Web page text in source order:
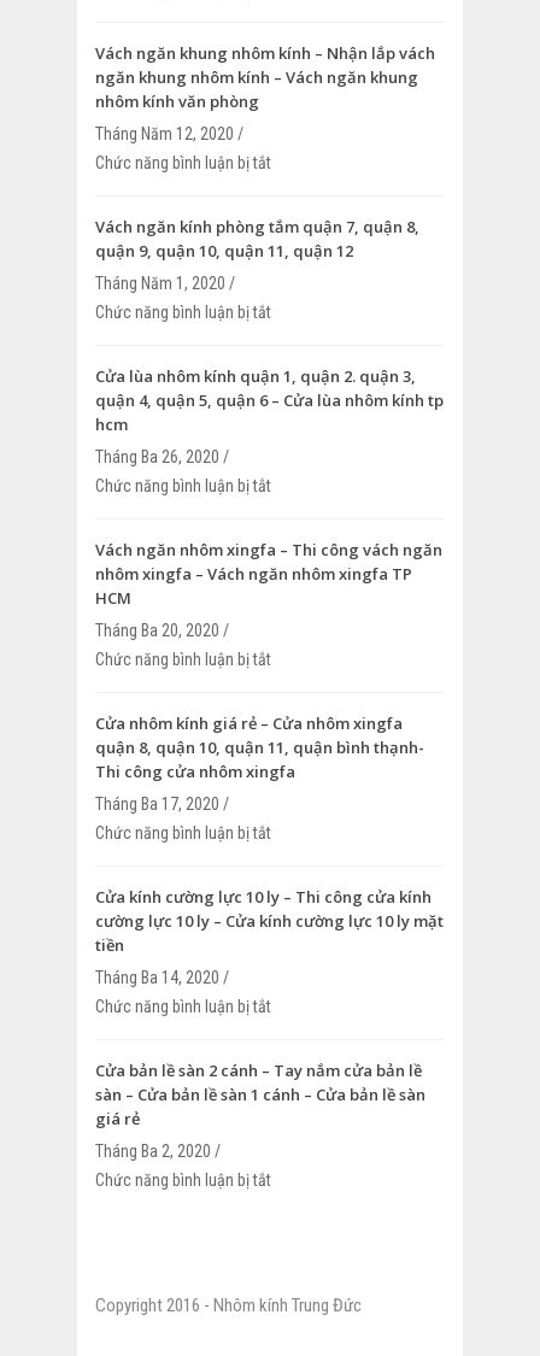
Vách ngăn khung nhôm kính – Nhận lắp vách
ngăn khung nhôm kính – Vách ngăn khung
nhôm kính văn phòng
Tháng Năm 12, 2020 /
Chức năng bình luận bị tắt
kính văn phòng
Vách ngăn kính phòng tắm quận 7, quận 8,
quận 9, quận 10, quận 11, quận 12
Tháng Năm 1, 2020 /
Chức năng bình luận bị tắt
Cửa lùa nhôm kính quận 1, quận 2. quận 3,
quận 4, quận 5, quận 6 – Cửa lùa nhôm kính tp
hcm
Tháng Ba 26, 2020 /
Chức năng bình luận bị tắt
Vách ngăn nhôm xingfa – Thi công vách ngăn
nhôm xingfa – Vách ngăn nhôm xingfa TP
HCM
Tháng Ba 20, 2020 /
Chức năng bình luận bị tắt
Cửa nhôm kính giá rẻ – Cửa nhôm xingfa
quận 8, quận 10, quận 11, quận bình thạnh-
Thi công cửa nhôm xingfa
Tháng Ba 17, 2020 /
Chức năng bình luận bị tắt
nhôm xingfa
Cửa kính cường lực 10 ly – Thi công cửa kính
cường lực 10 ly – Cửa kính cường lực 10 ly mặt
tiền
Tháng Ba 14, 2020 /
Chức năng bình luận bị tắt
Cửa bản lề sàn 2 cánh – Tay nắm cửa bản lề
sàn – Cửa bản lề sàn 1 cánh – Cửa bản lề sàn
giá rẻ
Tháng Ba 2, 2020 /
Chức năng bình luận bị tắt
Copyright 2016 - Nhôm kính Trung Đức